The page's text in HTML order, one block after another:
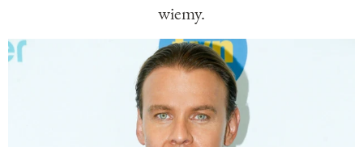
wiemy.